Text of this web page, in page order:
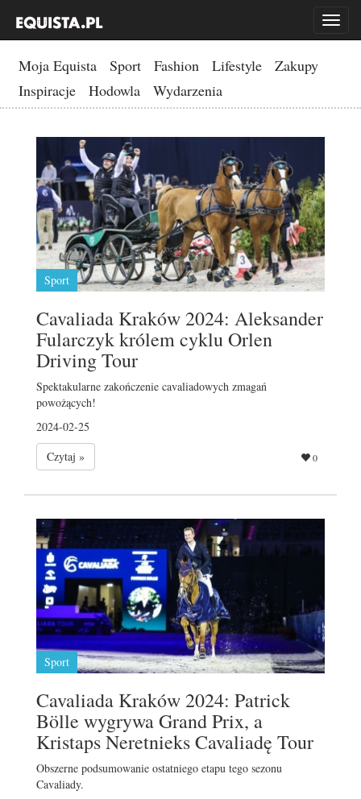
Toggle
Moja Equista Sport Fashion Lifestyle
Zakupy
Inspiracje
Hodowla Wydarzenia
Sport
Cavaliada Kraków 2024: Aleksander
Fularczyk królem cyklu Orlen
Driving Tour
Spektakularne zakończenie cavaliadowych zmagań
powożących!
2024-02-25
Czytaj »
0
Sport
Cavaliada Kraków 2024: Patrick
Bölle wygrywa Grand Prix, a
Kristaps Neretnieks Cavaliadę Tour
Obszerne podsumowanie ostatniego etapu tego sezonu
Cavaliady.